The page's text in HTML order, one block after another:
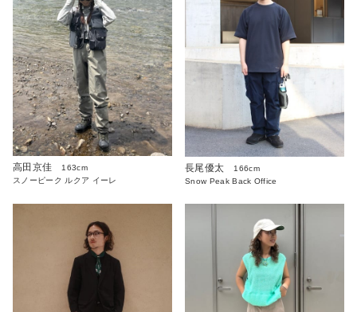
高田京佳
163cm
スノーピーク ルクア イーレ
長尾優太
166cm
Snow Peak Back Office